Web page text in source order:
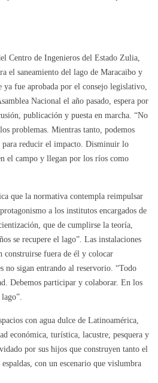
Centro de Ingenieros del Estado Zulia,
el saneamiento del lago de Maracaibo y
ya fue aprobada por el consejo legislativo,
Nacional el año pasado, espera por
publicación y puesta en marcha. “No
problemas. Mientras tanto, podemos
para reducir el impacto. Disminuir lo
el campo y llegan por los ríos como
que la normativa contempla reimpulsar
a los institutos encargados de
que de cumplirse la teoría,
se recupere el lago”. Las instalaciones
construirse fuera de él y colocar
no sigan entrando al reservorio. “Todo
Debemos participar y colaborar. En los
con agua dulce de Latinoamérica,
económica, turística, lacustre, pesquera y
por sus hijos que construyen tanto el
con un escenario que vislumbra